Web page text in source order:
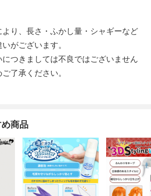
り、長さ・ふかし量・シャギーなど
がございます。
につきましては不良ではございません
了承ください。
商品